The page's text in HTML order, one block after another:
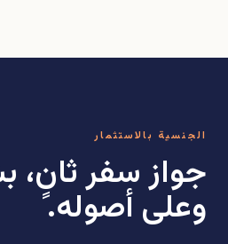
الجنسية بالاستثمار
جواز سفر ثانٍ،
وعلى أصوله.